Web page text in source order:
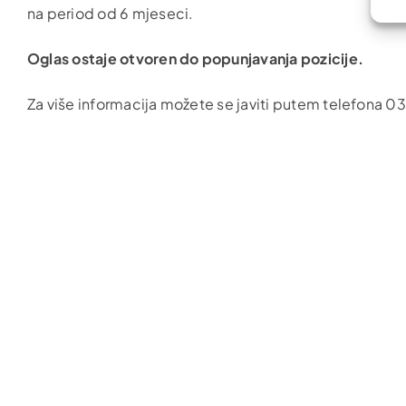
na period od 6 mjeseci.
Oglas ostaje otvoren do popunjavanja pozicije.
Za više informacija možete se javiti putem telefona